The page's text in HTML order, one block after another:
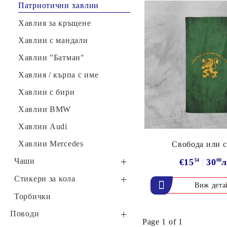
Възглавници по поръчка
Възглавница "Liverpool"
Възглавница
"Manchester United"
нинджа"
Одеяло "Еднорози"
Одеяло за приятелки
Бебешко одеяло Milestone
Патриотични хавлии
Хавлия за кръщене
Хавлии с мандали
Хавлии "Батман"
Хавлия / кърпа с име
Хавлии с бири
Хавлии BMW
Хавлии Audi
Хавлии Mercedes
Чаши
Чаши Хари Потър
Стикери за кола
Забавни стикери за кола
Стикери за жени
Торбички
Поводи
Свобода или
€1534 3000
Виж
Page 1 of 1